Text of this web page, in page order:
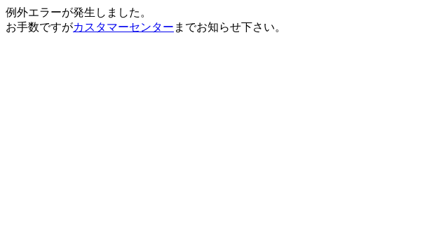
例外エラーが発生しました。
お手数ですがカスタマーセンター までお知らせ下さい。